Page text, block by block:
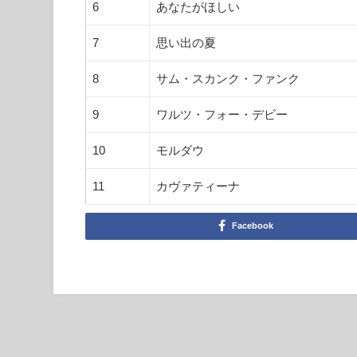
6 あなたがほしい
7 思い出の夏
8 サム・スカンク・ファンク
9 ワルツ・フォー・デビー
10 モルダウ
11 カヴァティーナ
Facebook